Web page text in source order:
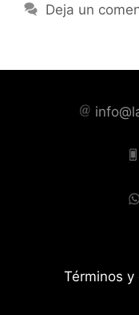
Deja un
Términos y